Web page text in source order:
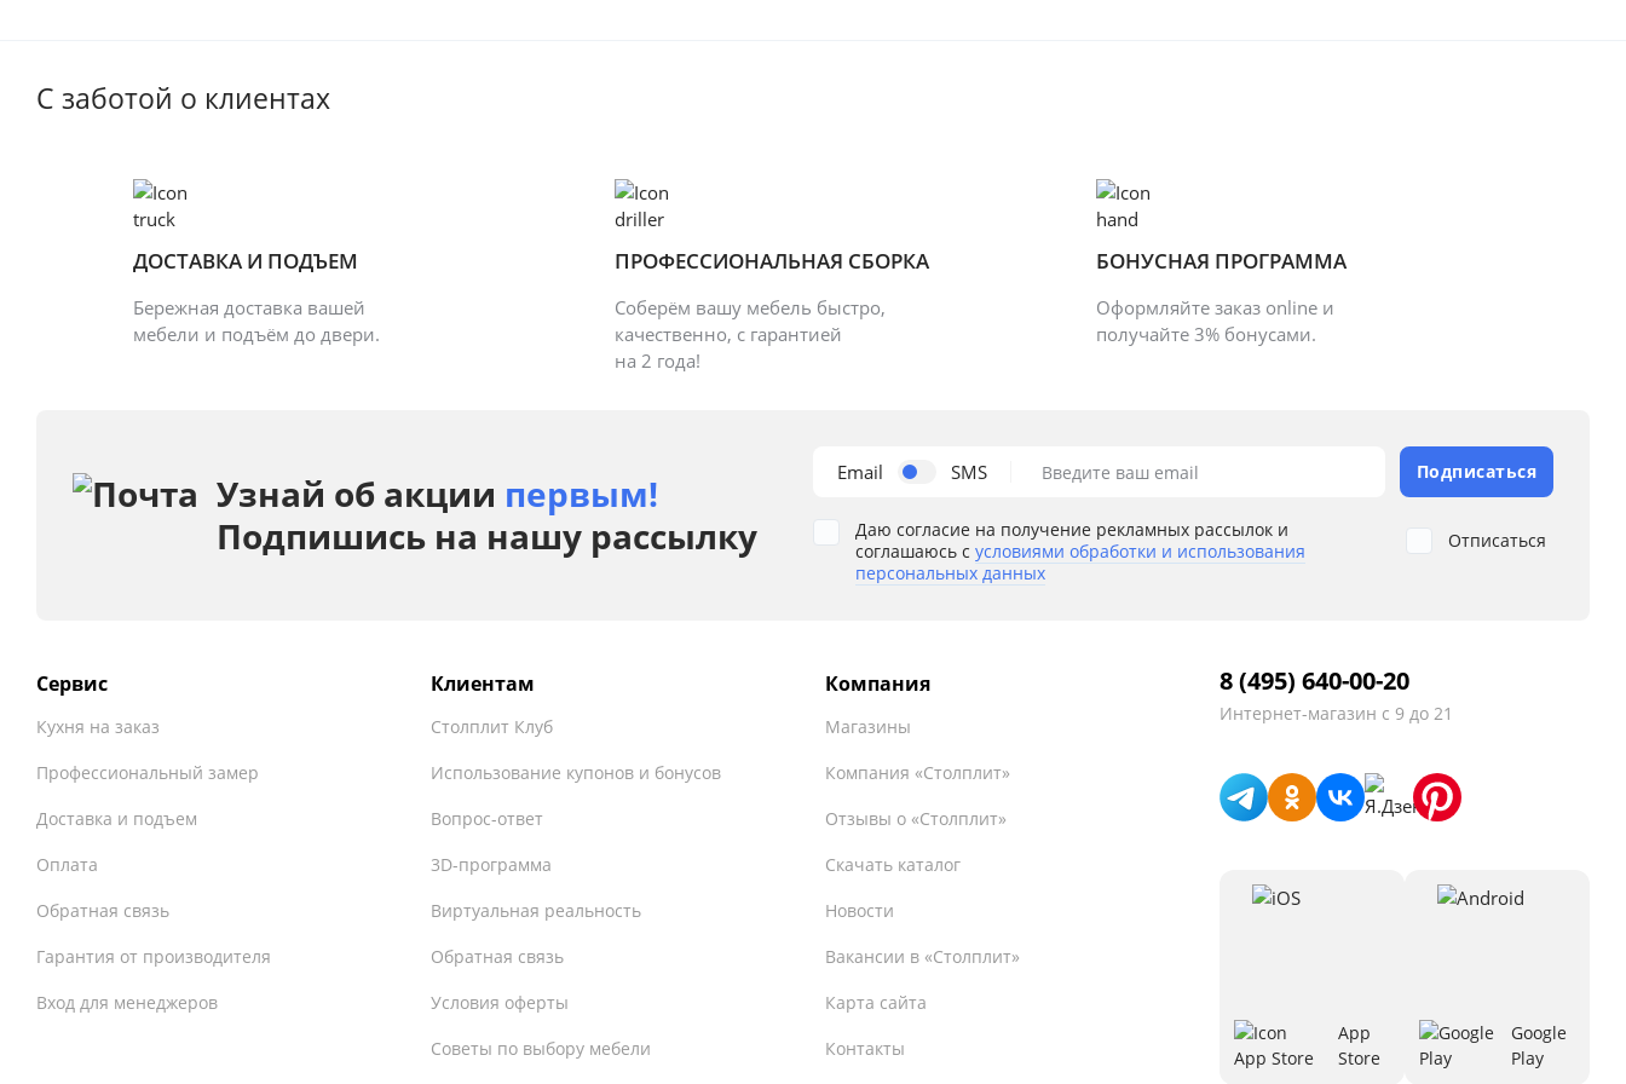
С заботой о клиентах
ДОСТАВКА И ПОДЪЕМ
Бережная доставка вашей
мебели и подъём до двери.
ПРОФЕССИОНАЛЬНАЯ СБОРКА
Соберём вашу мебель быстро,
качественно, с гарантией
на 2 года!
БОНУСНАЯ ПРОГРАММА
Оформляйте заказ online и
получайте 3% бонусами.
Узнай об акции первым!
Подпишись на нашу рассылку
Email SMS Введите ваш email Подписаться
Даю согласие на получение рекламных рассылок и
соглашаюсь с условиями обработки и использования
персональных данных
Отписаться
Сервис
Кухня на заказ
Профессиональный замер
Доставка и подъем
Оплата
Обратная связь
Гарантия от производителя
Вход для менеджеров
Клиентам
Столплит Клуб
Использование купонов и бонусов
Вопрос-ответ
3D-программа
Виртуальная реальность
Обратная связь
Условия оферты
Советы по выбору мебели
Компания
Магазины
Компания «Столплит»
Отзывы о «Столплит»
Скачать каталог
Новости
Вакансии в «Столплит»
Карта сайта
Контакты
8 (495) 640-00-20
Интернет-магазин с 9 до 21
App
Store
Google
Play